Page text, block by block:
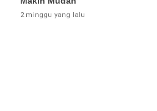
2 minggu yang lalu